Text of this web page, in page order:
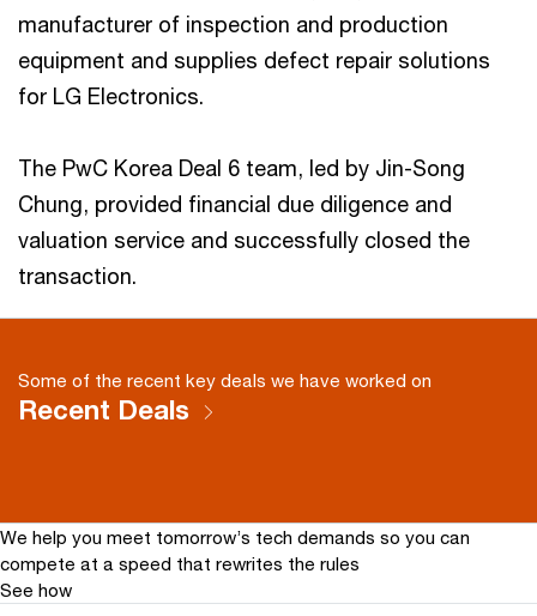
manufacturer of inspection and production
equipment and supplies defect repair solutions
for LG Electronics.
The PwC Korea Deal 6 team, led by Jin-Song
Chung, provided financial due diligence and
valuation service and successfully closed the
transaction.
Some of the recent key deals we have worked on
Recent Deals
We help you meet tomorrow’s tech demands so you can
compete at a speed that rewrites the rules
See how